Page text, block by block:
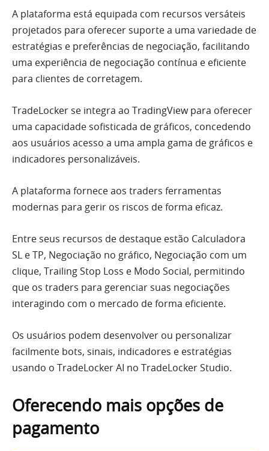
A plataforma está equipada com recursos versáteis
projetados para oferecer suporte a uma variedade de
estratégias e preferências de negociação, facilitando
uma experiência de negociação contínua e eficiente
para clientes de corretagem.
​​TradeLocker se integra ao TradingView para oferecer
uma capacidade sofisticada de gráficos, concedendo
aos usuários acesso a uma ampla gama de gráficos e
indicadores personalizáveis.
A plataforma fornece aos traders ferramentas
modernas para gerir os riscos de forma eficaz.
Entre seus recursos de destaque estão Calculadora
SL e TP, Negociação no gráfico, Negociação com um
clique, Trailing Stop Loss e Modo Social, permitindo
que os traders para gerenciar suas negociações
interagindo com o mercado de forma eficiente.
Os usuários podem desenvolver ou personalizar
facilmente bots, sinais, indicadores e estratégias
usando o TradeLocker AI no TradeLocker Studio.
Oferecendo mais opções de
pagamento